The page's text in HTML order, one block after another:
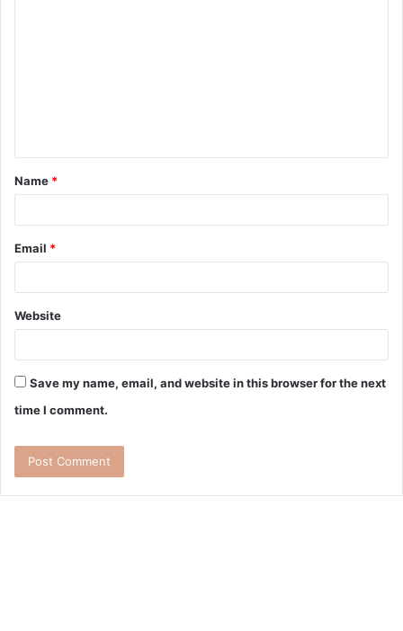
Name *
Email *
Website
Save my name, email, and website in this browser for the next
time I comment.